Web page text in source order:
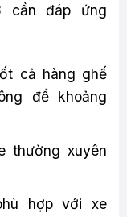
cần đáp ứng
cả hàng ghế
để khoảng
thường xuyên
hợp với xe